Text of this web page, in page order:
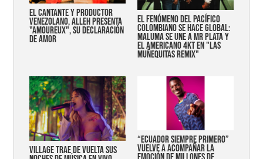
EL CANTANTE Y PRODUCTOR
VENEZOLANO, ALLEH PRESENTA
"AMOUREUX", SU DECLARACIÓN
DE AMOR
EL FENÓMENO DEL PACÍFICO
COLOMBIANO SE HACE GLOBAL:
MALUMA SE UNE A MR PLATA Y
EL AMERICANO 4KT EN "LAS
MUÑEQUITAS REMIX"
Village trae de vuelta sus
“Ecuador siempre primero”
vuelve a acompañar la